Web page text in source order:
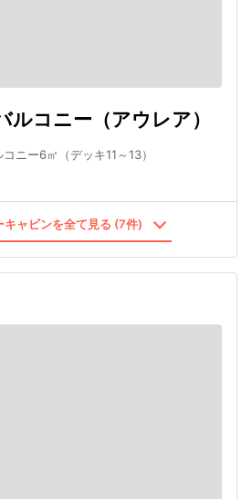
ルコニー（アウレア）
ニー6㎡（デッキ11～13）
キャビンを全て見る (7件)